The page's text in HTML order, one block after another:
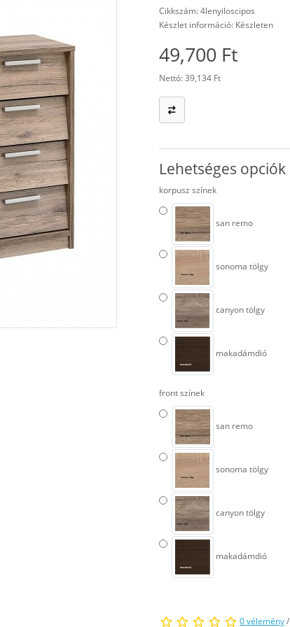
Cikkszám: 4lenyiloscipos
Készlet információ: Készleten
49,700 Ft
Nettó: 39,134 Ft
Lehetséges opciók
korpusz színek
san remo
sonoma tölgy
canyon tölgy
makadámdió
front színek
san remo
sonoma tölgy
canyon tölgy
makadámdió
0 vélemény/